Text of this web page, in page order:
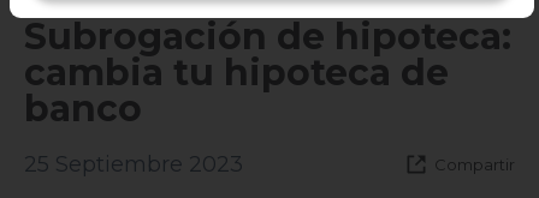
Contacto
Subrogación de hipoteca:
cambia tu hipoteca de
banco
25 Septiembre 2023 Compartir